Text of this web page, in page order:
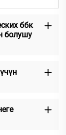
ббк
болушу